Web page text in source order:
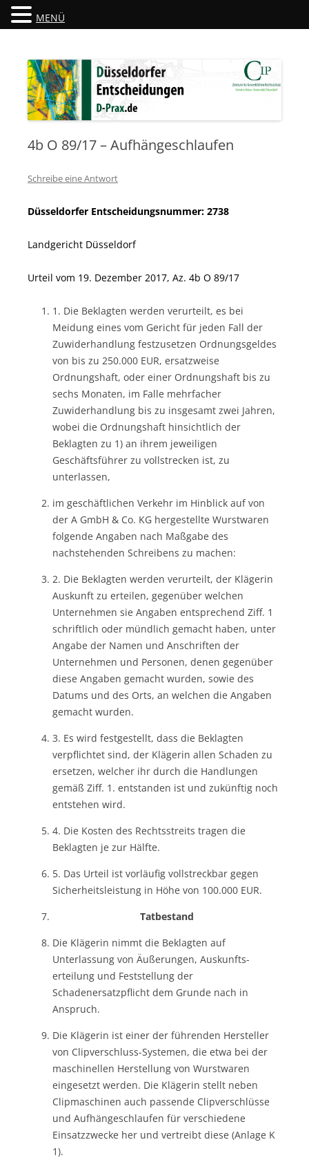
Düsseldorfer Entscheidungen
4b O 89/17 – Aufhängeschlaufen
Schreibe eine Antwort
Düsseldorfer Entscheidungsnummer: 2738
Landgericht Düsseldorf
Urteil vom 19. Dezember 2017, Az. 4b O 89/17
1. Die Beklagten werden verurteilt, es bei
Meidung eines vom Gericht für jeden Fall der
Zuwiderhandlung festzusetzen Ordnungsgeldes
von bis zu 250.000 EUR, ersatzweise
Ordnungshaft, oder einer Ordnungshaft bis zu
sechs Monaten, im Falle mehrfacher
Zuwiderhandlung bis zu insgesamt zwei Jahren,
wobei die Ordnungshaft hinsichtlich der
Beklagten zu 1) an ihrem jeweiligen
Geschäftsführer zu vollstrecken ist, zu
unterlassen,
im geschäftlichen Verkehr im Hinblick auf von
der A GmbH & Co. KG hergestellte Wurstwaren
folgende Angaben nach Maßgabe des
nachstehenden Schreibens zu machen:
2. Die Beklagten werden verurteilt, der Klägerin
Auskunft zu erteilen, gegenüber welchen
Unternehmen sie Angaben entsprechend Ziff. 1
schriftlich oder mündlich gemacht haben, unter
Angabe der Namen und Anschriften der
Unternehmen und Personen, denen gegenüber
diese Angaben gemacht wurden, sowie des
Datums und des Orts, an welchen die Angaben
gemacht wurden.
3. Es wird festgestellt, dass die Beklagten
verpflichtet sind, der Klägerin allen Schaden zu
ersetzen, welcher ihr durch die Handlungen
gemäß Ziff. 1. entstanden ist und zukünftig noch
entstehen wird.
4. Die Kosten des Rechtsstreits tragen die
Beklagten je zur Hälfte.
5. Das Urteil ist vorläufig vollstreckbar gegen
Sicherheitsleistung in Höhe von 100.000 EUR.
Tatbestand
Die Klägerin nimmt die Beklagten auf
Unterlassung von Äußerungen, Auskunfts-
erteilung und Feststellung der
Schadenersatzpflicht dem Grunde nach in
Anspruch.
Die Klägerin ist einer der führenden Hersteller
von Clipverschluss-Systemen, die etwa bei der
maschinellen Herstellung von Wurstwaren
eingesetzt werden. Die Klägerin stellt neben
Clipmaschinen auch passende Clipverschlüsse
und Aufhängeschlaufen für verschiedene
Einsatzzwecke her und vertreibt diese (Anlage K
1).
MENÜ